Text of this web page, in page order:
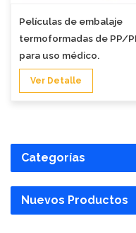
Películas de embalaje
termoformadas de PP/
para uso médico.
Ver Detalle
Categorías
Nuevos Productos